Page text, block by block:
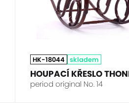
HK-18044 skladem
HOUPACÍ KŘESLO
period original No. 14